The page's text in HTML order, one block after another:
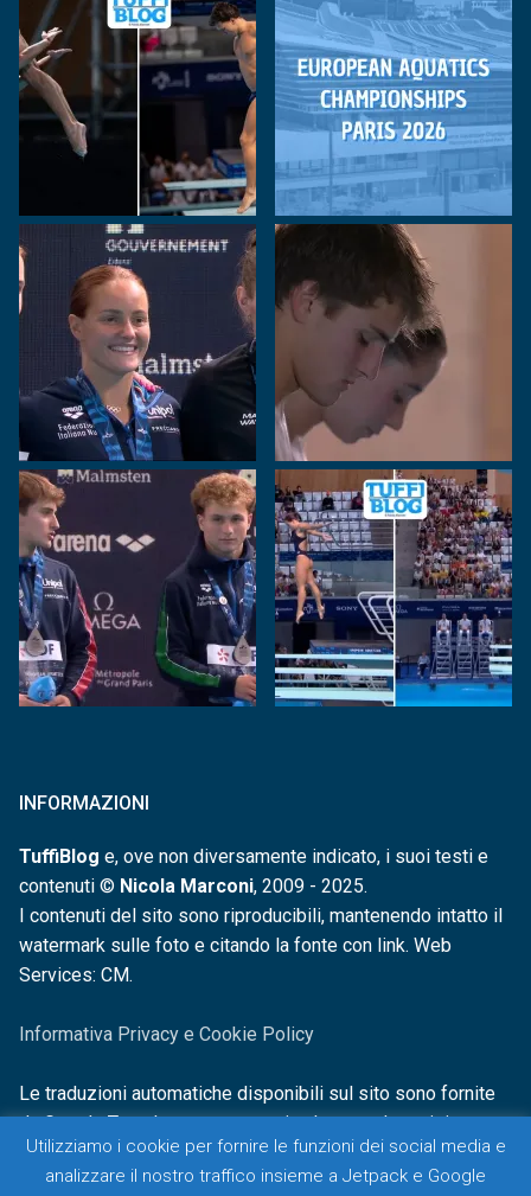
INFORMAZIONI
TuffiBlog e, ove non diversamente indicato, i suoi testi e
contenuti © Nicola Marconi, 2009 - 2025.
I contenuti del sito sono riproducibili, mantenendo intatto il
watermark sulle foto e citando la fonte con link. Web
Services: CM.
Informativa Privacy e Cookie Policy
Le traduzioni automatiche disponibili sul sito sono fornite
da Google Translate e non sono in alcun modo revisionate o
controllate.
Utilizziamo i cookie per fornire le funzioni dei social media e
analizzare il nostro traffico insieme a Jetpack e Google